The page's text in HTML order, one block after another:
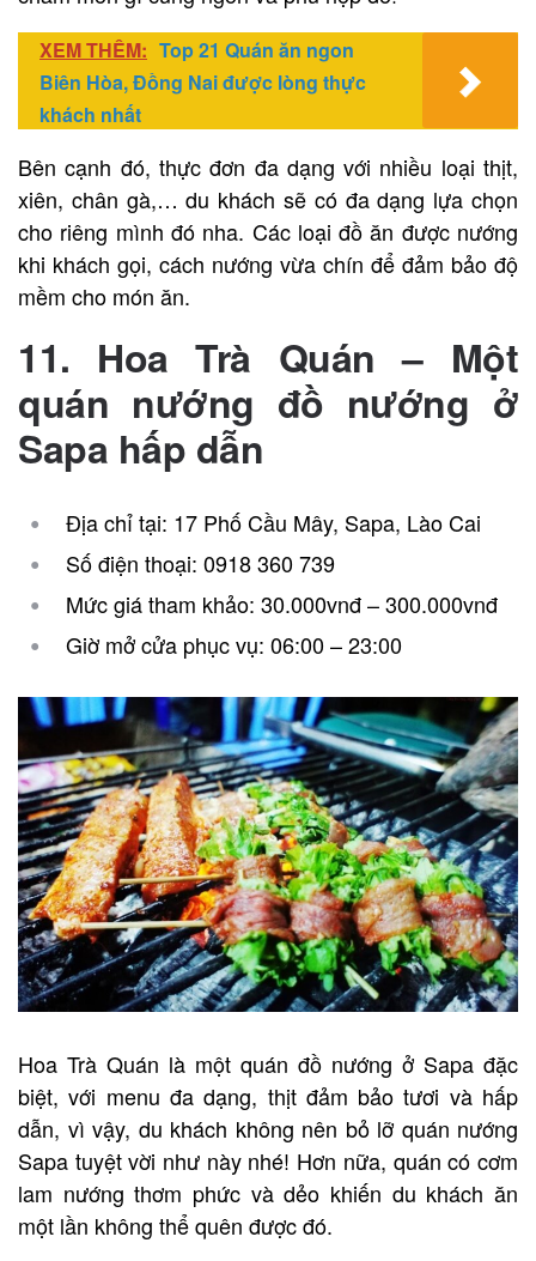
XEM THÊM: Top 21 Quán ăn ngon
Biên Hòa, Đồng Nai được lòng thực
khách nhất
Bên cạnh đó, thực đơn đa dạng với nhiều loại thịt,
xiên, chân gà,… du khách sẽ có đa dạng lựa chọn
cho riêng mình đó nha. Các loại đồ ăn được nướng
khi khách gọi, cách nướng vừa chín để đảm bảo độ
mềm cho món ăn.
11. Hoa Trà Quán – Một
quán nướng đồ nướng ở
Sapa hấp dẫn
Địa chỉ tại: 17 Phố Cầu Mây, Sapa, Lào Cai
Số điện thoại: 0918 360 739
Mức giá tham khảo: 30.000vnđ – 300.000vnđ
Giờ mở cửa phục vụ: 06:00 – 23:00
Hoa Trà Quán là một quán đồ nướng ở Sapa đặc
biệt, với menu đa dạng, thịt đảm bảo tươi và hấp
dẫn, vì vậy, du khách không nên bỏ lỡ quán nướng
Sapa tuyệt vời như này nhé! Hơn nữa, quán có cơm
lam nướng thơm phức và dẻo khiến du khách ăn
một lần không thể quên được đó.